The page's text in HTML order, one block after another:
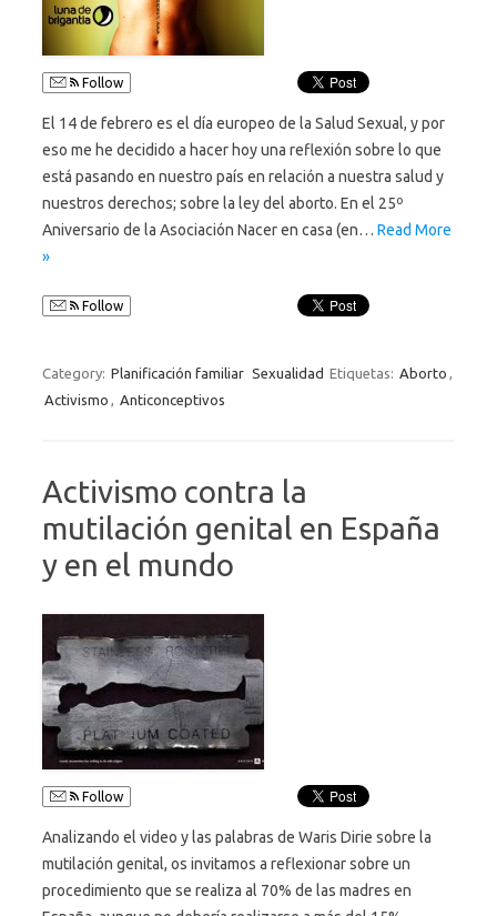
Follow
El 14 de febrero es el día europeo de la Salud Sexual, y por
eso me he decidido a hacer hoy una reflexión sobre lo que
está pasando en nuestro país en relación a nuestra salud y
nuestros derechos; sobre la ley del aborto. En el 25º
Aniversario de la Asociación Nacer en casa (en… Read More
»
Follow
Category: Planificación familiar Sexualidad Etiquetas: Aborto ,
Activismo , Anticonceptivos
Activismo contra la
mutilación genital en España
y en el mundo
Follow
Analizando el video y las palabras de Waris Dirie sobre la
mutilación genital, os invitamos a reflexionar sobre un
procedimiento que se realiza al 70% de las madres en